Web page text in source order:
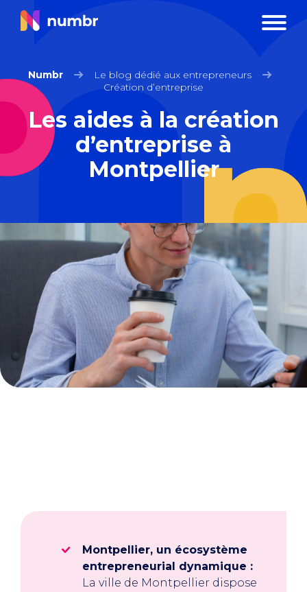
Numbr
Le blog dédié aux entrepreneurs
Création d’entreprise
Les aides à la création
d’entreprise à
Montpellier
Montpellier, un écosystème
entrepreneurial dynamique :
La ville de Montpellier dispose